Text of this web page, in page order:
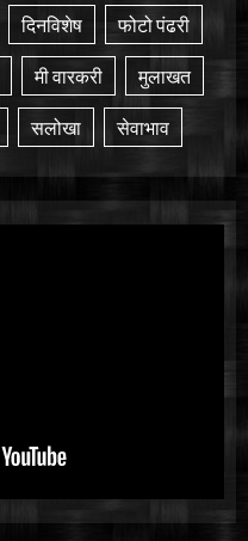
दिनविशेष फोटो पंढरी
मी वारकरी मुलाखत
सलोखा सेवाभाव